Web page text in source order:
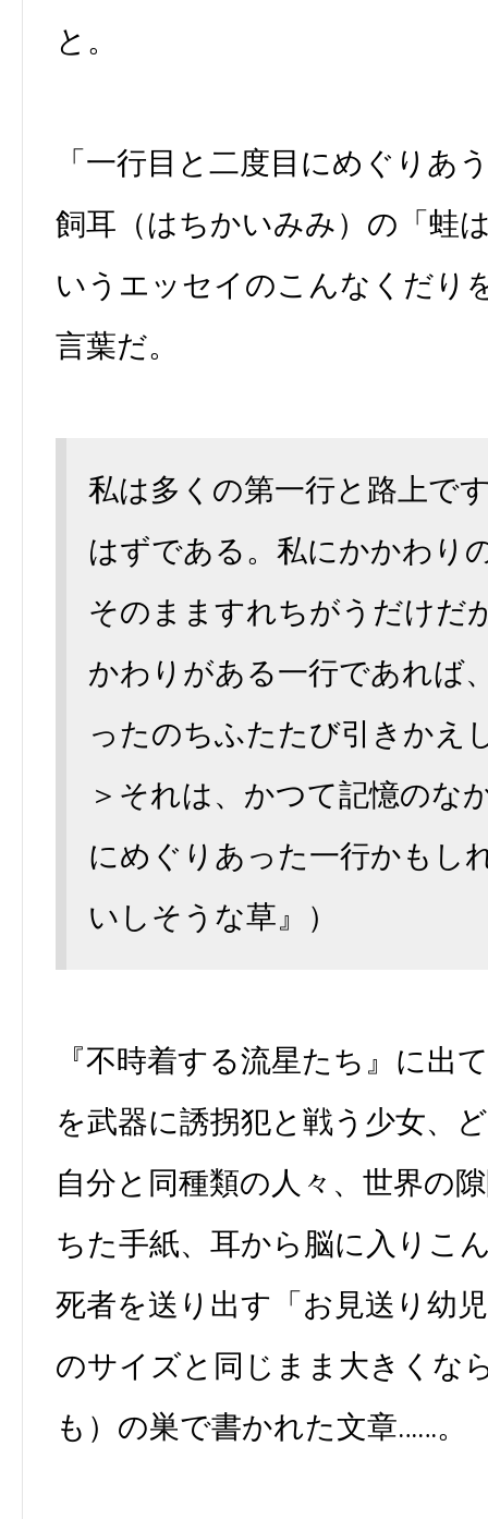
と。
「一行目と二度目にめぐりあ
飼耳（はちかいみみ）の「蛙
いうエッセイのこんなくだり
言葉だ。
私は多くの第一行と路上で
はずである。私にかかわり
そのまますれちがうだけだ
かわりがある一行であれば
ったのちふたたび引きかえ
＞それは、かつて記憶のな
にめぐりあった一行かもし
いしそうな草』）
『不時着する流星たち』に出
を武器に誘拐犯と戦う少女、
自分と同種類の人々、世界の
ちた手紙、耳から脳に入りこ
死者を送り出す「お見送り幼
のサイズと同じまま大きくな
も）の巣で書かれた文章……。